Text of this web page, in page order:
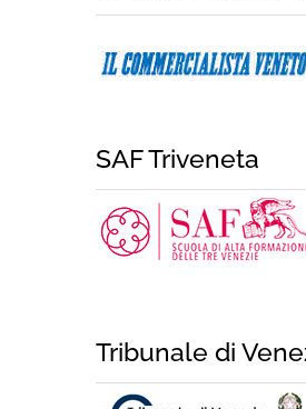
SAF Triveneta
Tribunale di